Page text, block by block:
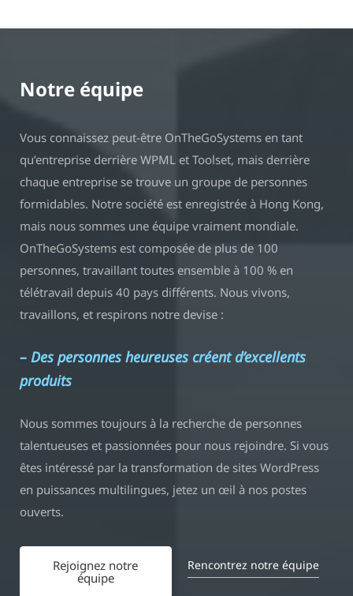
Notre équipe
Vous connaissez peut-être OnTheGoSystems en tant
qu’entreprise derrière WPML et Toolset, mais derrière
chaque entreprise se trouve un groupe de personnes
formidables. Notre société est enregistrée à Hong Kong,
mais nous sommes une équipe vraiment mondiale.
OnTheGoSystems est composée de plus de 100
personnes, travaillant toutes ensemble à 100 % en
télétravail depuis 40 pays différents. Nous vivons,
travaillons, et respirons notre devise :
– Des personnes heureuses créent d’excellents
produits
Nous sommes toujours à la recherche de personnes
talentueuses et passionnées pour nous rejoindre. Si vous
êtes intéressé par la transformation de sites WordPress
en puissances multilingues, jetez un œil à nos postes
ouverts.
Rejoignez notre
équipe
Rencontrez notre équipe